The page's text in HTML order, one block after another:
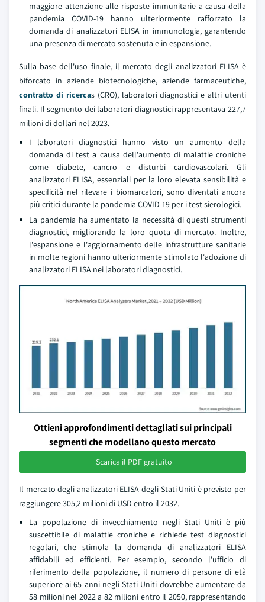
maggiore attenzione alle risposte immunitarie a causa della
pandemia COVID-19 hanno ulteriormente rafforzato la
domanda di analizzatori ELISA in immunologia, garantendo
una presenza di mercato sostenuta e in espansione.
Sulla base dell'uso finale, il mercato degli analizzatori ELISA è
biforcato in aziende biotecnologiche, aziende farmaceutiche,
contratto di ricercas (CRO), laboratori diagnostici e altri utenti
finali. Il segmento dei laboratori diagnostici rappresentava 227,7
milioni di dollari nel 2023.
I laboratori diagnostici hanno visto un aumento della
domanda di test a causa dell'aumento di malattie croniche
come diabete, cancro e disturbi cardiovascolari. Gli
analizzatori ELISA, essenziali per la loro elevata sensibilità e
specificità nel rilevare i biomarcatori, sono diventati ancora
più critici durante la pandemia COVID-19 per i test sierologici.
La pandemia ha aumentato la necessità di questi strumenti
diagnostici, migliorando la loro quota di mercato. Inoltre,
l'espansione e l'aggiornamento delle infrastrutture sanitarie
in molte regioni hanno ulteriormente stimolato l'adozione di
analizzatori ELISA nei laboratori diagnostici.
Ottieni approfondimenti dettagliati sui principali
segmenti che modellano questo mercato
Scarica il PDF gratuito
Il mercato degli analizzatori ELISA degli Stati Uniti è previsto per
raggiungere 305,2 milioni di USD entro il 2032.
La popolazione di invecchiamento negli Stati Uniti è più
suscettibile di malattie croniche e richiede test diagnostici
regolari, che stimola la domanda di analizzatori ELISA
affidabili ed efficienti. Per esempio, secondo l'ufficio di
riferimento della popolazione, il numero di persone di età
superiore ai 65 anni negli Stati Uniti dovrebbe aumentare da
58 milioni nel 2022 a 82 milioni entro il 2050, rappresentando